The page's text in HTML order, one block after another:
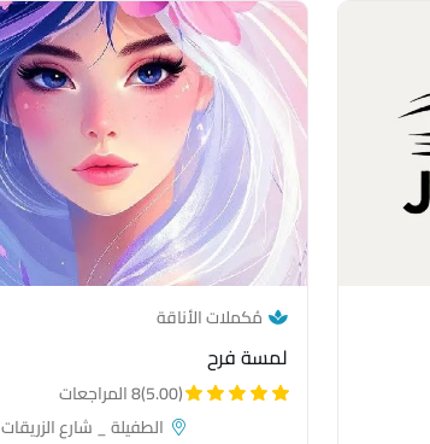
مُكملات الأناقة— category link
لمسة فرح
(5.00)
8 المراجعات
الطفيلة _ شارع الزريقات